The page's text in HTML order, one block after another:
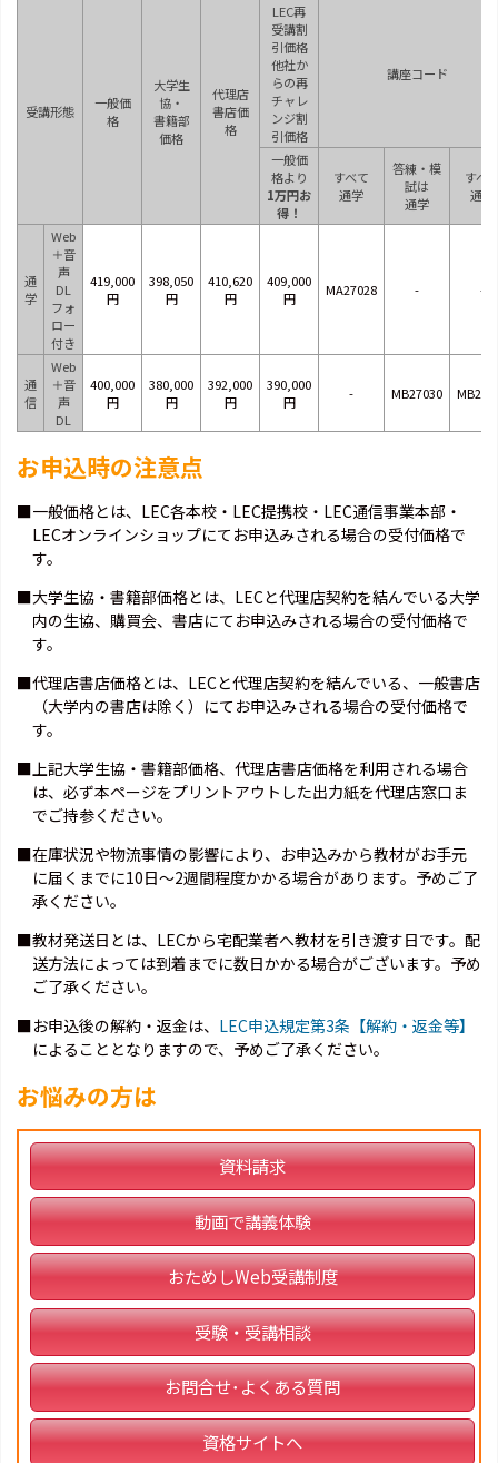
受講形態
一般価
格
大学生
協・
書籍部
価格
代理店
書店価
格
LEC再
受講割
引価格
他社か
らの再
チャレ
ンジ割
引価格
講座コード
一般価
格より
1万円お
得！
すべて
通学
答練・模
試は
通学
すべ
通信
通
学
Web
＋音
声
DL
フォ
ロー
付き
419,000
円
398,050
円
410,620
円
409,000
円
MA27028 - -
通
信
Web
＋音
声
DL
400,000
円
380,000
円
392,000
円
390,000
円
- MB27030
お申込時の注意点
■一般価格とは、LEC各本校・LEC提携校・LEC通信事業本部・
LECオンラインショップにてお申込みされる場合の受付価格で
す。
■大学生協・書籍部価格とは、LECと代理店契約を結んでいる大学
内の生協、購買会、書店にてお申込みされる場合の受付価格で
す。
■代理店書店価格とは、LECと代理店契約を結んでいる、一般書店
（大学内の書店は除く）にてお申込みされる場合の受付価格で
す。
■上記大学生協・書籍部価格、代理店書店価格を利用される場合
は、必ず本ページをプリントアウトした出力紙を代理店窓口ま
でご持参ください。
■在庫状況や物流事情の影響により、お申込みから教材がお手元
に届くまでに10日～2週間程度かかる場合があります。予めご了
承ください。
■教材発送日とは、LECから宅配業者へ教材を引き渡す日です。配
送方法によっては到着までに数日かかる場合がございます。予め
ご了承ください。
■お申込後の解約・返金は、 LEC申込規定第3条【解約・返金等】
によることとなりますので、予めご了承ください。
お悩みの方は
資料請求
動画で講義体験
おためしWeb受講制度
受験・受講相談
お問合せ･よくある質問
資格サイトへ